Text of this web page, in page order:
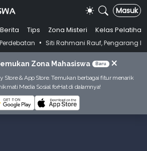
Masuk
Berita Tips Zona Misteri
Kelas Pelatihan
Siti Rahmani Rauf, Pengarang Buku Bahasa
Zona Mahasiswa Baru ×
Store & App Store. Temukan berbagai fitur menarik
Media Sosial forHat di dalamnya!